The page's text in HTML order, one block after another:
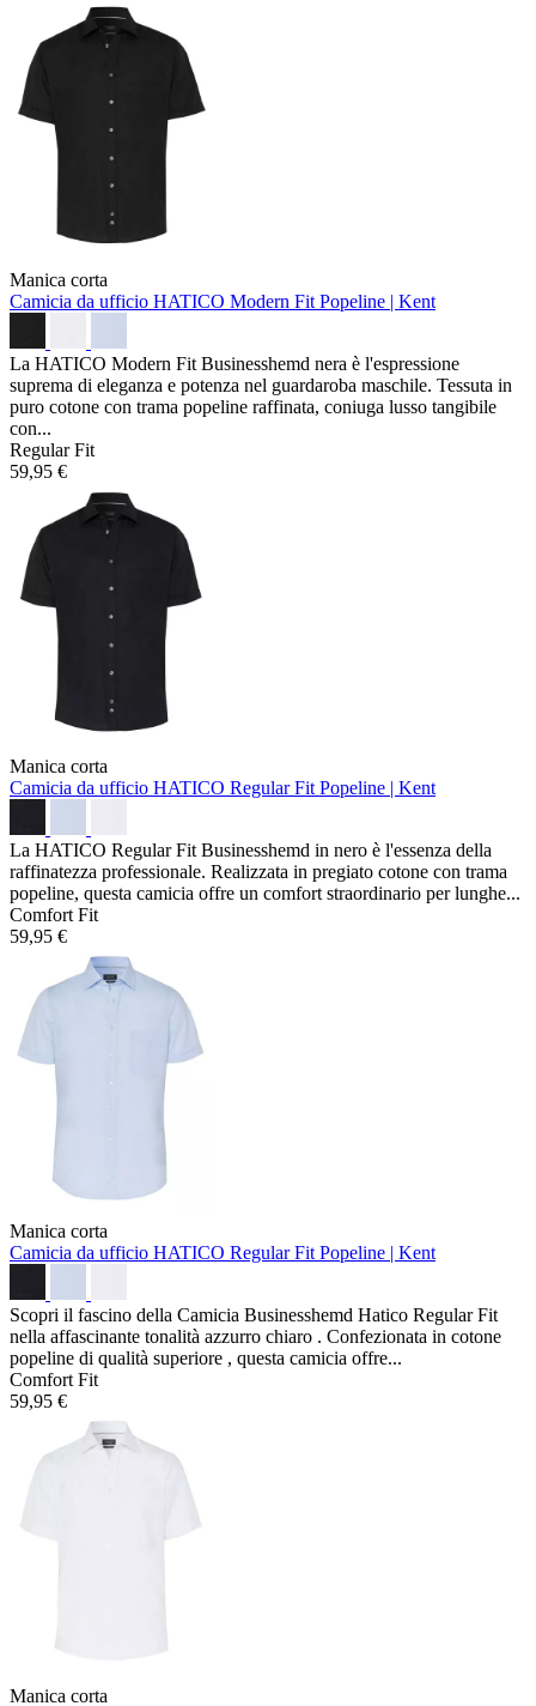
Manica corta
Camicia da ufficio HATICO Modern Fit Popeline | Kent
La HATICO Modern Fit Businesshemd nera è l'espressione
suprema di eleganza e potenza nel guardaroba maschile. Tessuta in
puro cotone con trama popeline raffinata, coniuga lusso tangibile
con...
Regular Fit
59,95 €
Manica corta
Camicia da ufficio HATICO Regular Fit Popeline | Kent
La HATICO Regular Fit Businesshemd in nero è l'essenza della
raffinatezza professionale. Realizzata in pregiato cotone con trama
popeline, questa camicia offre un comfort straordinario per lunghe...
Comfort Fit
59,95 €
Manica corta
Camicia da ufficio HATICO Regular Fit Popeline | Kent
Scopri il fascino della Camicia Businesshemd Hatico Regular Fit
nella affascinante tonalità azzurro chiaro . Confezionata in cotone
popeline di qualità superiore , questa camicia offre...
Comfort Fit
59,95 €
Manica corta